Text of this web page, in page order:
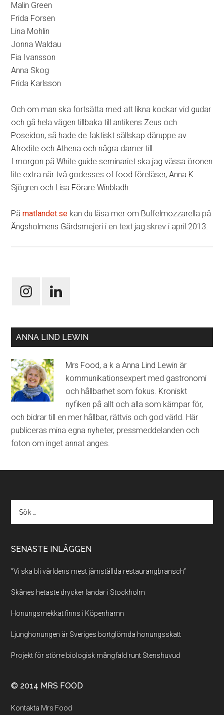
Malin Green
Frida Forsen
Lina Mohlin
Jonna Waldau
Fia Ivansson
Anna Skog
Frida Karlsson
Och om man ska fortsätta med att likna kockar vid gudar
och gå hela vägen tillbaka till antikens Zeus och
Poseidon, så hade de faktiskt sällskap däruppe av
Afrodite och Athena och några damer till.
I morgon på White guide seminariet ska jag vässa öronen
lite extra när två godesses of food föreläser, Anna K
Sjögren och Lisa Förare Winbladh.
Påmatlandet.se kan du läsa mer om Buffelmozzarella på
Ängsholmens Gårdsmejeri i en text jag skrev i april 2013.
ANNA LIND LEWIN
Mrs Food, a k a Anna Lind Lewin är
kommunikationsexpert med gastronomi
och hållbarhet som fokus. Kroniskt
nyfiken på allt och alla som kämpar för,
och bidrar till en mer hållbar, rättvis och god värld. Här
publiceras mina egna nyheter, pressmeddelanden och
foton om inget annat anges.
SENASTE INLÄGGEN
”Vi ska bli världens mest jämställda restaurangbransch”
Skånes hetaste drycker landar i Stockholm
Honungsmekkat finns i Köpenhamn
Ljunghonungen är Sveriges bortglömda honungsskatt
Projekt för större biologisk mångfald runt Stenshuvud
© 2014 MRS FOOD
Kontakta Mrs Food